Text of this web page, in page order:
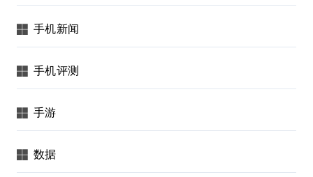
手机新闻
手机评测
手游
数据